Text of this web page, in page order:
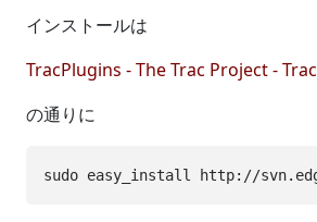
インストールは
TracPlugins - The Trac Project - Trac
の通りに